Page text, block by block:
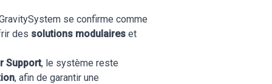
se confirme comme
des solutions modulaires et
Support, le système reste
, afin de garantir une